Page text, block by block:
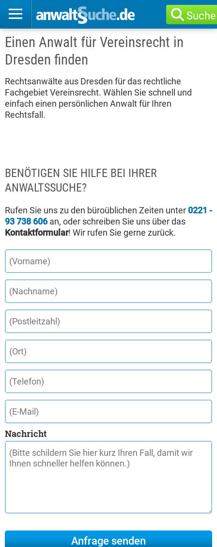
Suche
Einen Anwalt für Vereinsrecht in
Dresden finden
Rechtsanwälte aus Dresden für das rechtliche
Fachgebiet Vereinsrecht. Wählen Sie schnell und
einfach einen persönlichen Anwalt für Ihren
Rechtsfall.
BENÖTIGEN SIE HILFE BEI IHRER
ANWALTSSUCHE?
Rufen Sie uns zu den büroüblichen Zeiten unter 0221 -
93 738 606an, oder schreiben Sie uns über das
Kontaktformular! Wir rufen Sie gerne zurück.
Nachricht